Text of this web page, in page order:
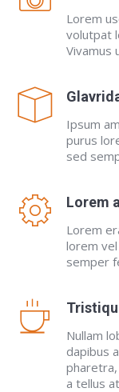
Lorem
volutpat
Vivamus
Ipsum
purus
sed
Lorem
Lorem
lorem
semper
Nullam
dapibus
a tellus